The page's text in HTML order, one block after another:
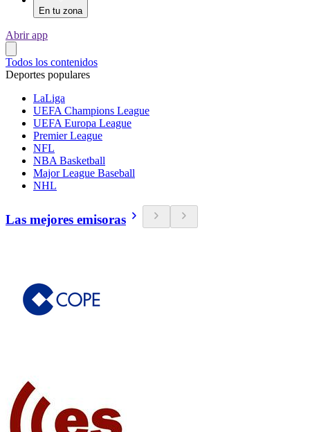
En tu zona
Abrir app
Todos los contenidos
Deportes populares
LaLiga
UEFA Champions League
UEFA Europa League
Premier League
NFL
NBA Basketball
Major League Baseball
NHL
Las mejores emisoras